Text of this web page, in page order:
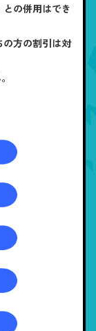
の併用はでき
方の割引は対